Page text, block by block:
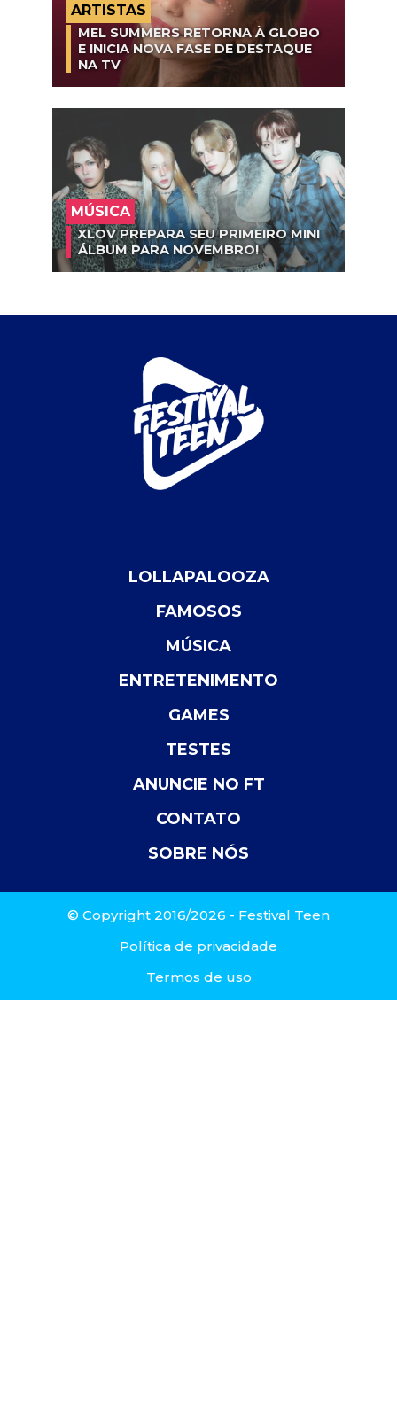
ARTISTAS
MEL SUMMERS RETORNA À GLOBO
E INICIA NOVA FASE DE DESTAQUE
NA TV
MÚSICA
XLOV PREPARA SEU PRIMEIRO MINI
ÁLBUM PARA NOVEMBRO!
LOLLAPALOOZA
FAMOSOS
MÚSICA
ENTRETENIMENTO
GAMES
TESTES
ANUNCIE NO FT
CONTATO
SOBRE NÓS
© Copyright 2016/2026 - Festival Teen
Política de privacidade
Termos de uso